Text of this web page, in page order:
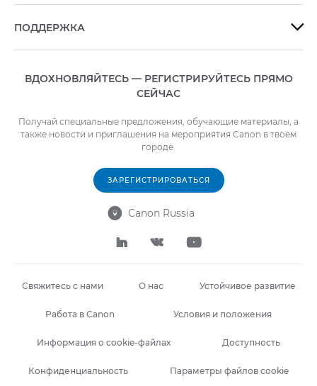
ПОДДЕРЖКА 
ВДОХНОВЛЯЙТЕСЬ — РЕГИСТРИРУЙТЕСЬ ПРЯМО
СЕЙЧАС
Получай специальные предложения, обучающие материалы, а
также новости и приглашения на мероприятия Canon в твоем
городе.
ЗАРЕГИСТРИРОВАТЬСЯ
 Canon Russia
  
Свяжитесь с нами О нас Устойчивое развитие
Работа в Canon Условия и положения
Информация о cookie-файлах Доступность
Конфиденциальность Параметры файлов cookie